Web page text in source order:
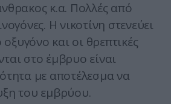
κ.α. Πολλές από
Η νικοτίνη στενεύει
οξυγόνο και οι θρεπτικές
στο έμβρυο είναι
με αποτέλεσμα να
του εμβρύου.